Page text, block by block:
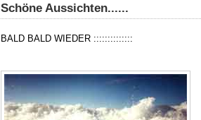
Schöne Aussichten......
BALD BALD WIEDER ::::::::::::::